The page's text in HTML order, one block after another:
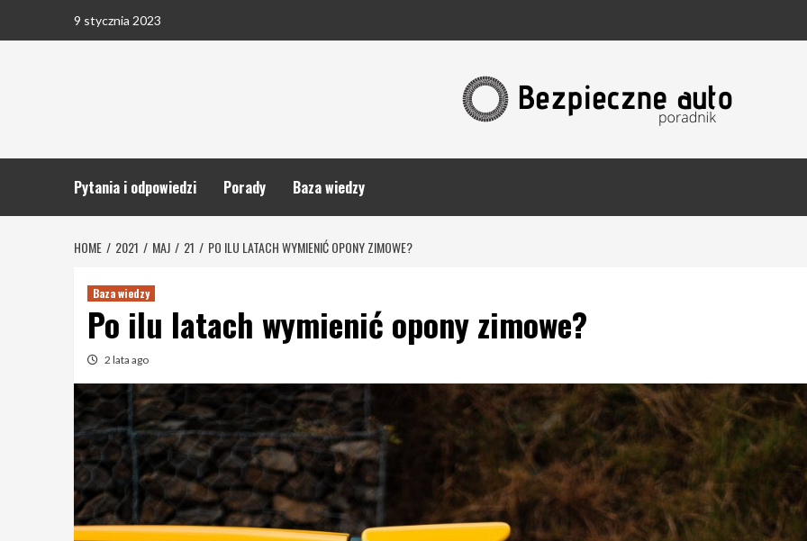
9 stycznia 2023
Pytania i odpowiedzi Porady Baza wiedzy
HOME 2021 MAJ 21 PO ILU LATACH WYMIENIĆ OPONY ZIMOWE?
Baza wiedzy
Po ilu latach wymienić opony zimowe?
2 lata ago